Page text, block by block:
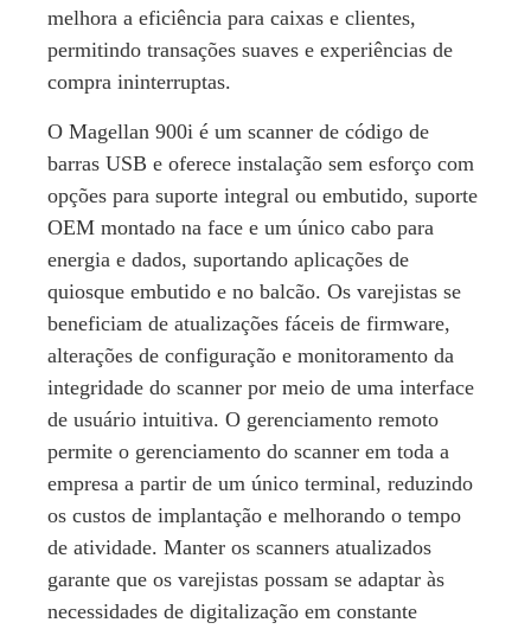
melhora a eficiência para caixas e clientes,
permitindo transações suaves e experiências de
compra ininterruptas.
O Magellan 900i é um scanner de código de
barras USB e oferece instalação sem esforço com
opções para suporte integral ou embutido, suporte
OEM montado na face e um único cabo para
energia e dados, suportando aplicações de
quiosque embutido e no balcão. Os varejistas se
beneficiam de atualizações fáceis de firmware,
alterações de configuração e monitoramento da
integridade do scanner por meio de uma interface
de usuário intuitiva. O gerenciamento remoto
permite o gerenciamento do scanner em toda a
empresa a partir de um único terminal, reduzindo
os custos de implantação e melhorando o tempo
de atividade. Manter os scanners atualizados
garante que os varejistas possam se adaptar às
necessidades de digitalização em constante